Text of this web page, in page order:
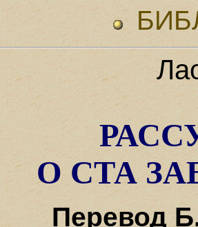
О СТА
Перевод